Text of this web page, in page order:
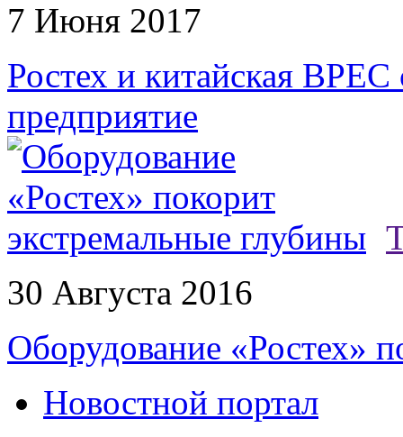
7 Июня 2017
Ростех и китайская BPEC
предприятие
30 Августа 2016
Оборудование «Ростех»
Новостной портал